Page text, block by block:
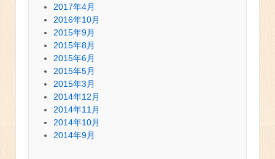
2017年4月
2016年10月
2015年9月
2015年8月
2015年6月
2015年5月
2015年3月
2014年12月
2014年11月
2014年10月
2014年9月